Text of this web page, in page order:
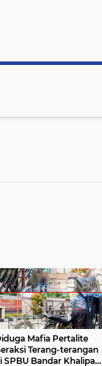
Mafia Pertalite
Terang-terangan
SPBU Bandar Khalipah,